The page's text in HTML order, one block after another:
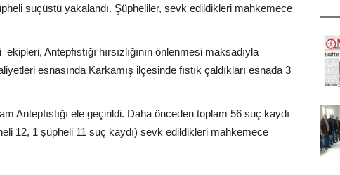
suçüstü yakalandı. Şüpheliler, sevk edildikleri mahkemece
Antepfıstığı hırsızlığının önlenmesi maksadıyla
esnasında Karkamış ilçesinde fıstık çaldıkları esnada 3
Antepfıstığı ele geçirildi. Daha önceden toplam 56 suç kaydı
12, 1 şüpheli 11 suç kaydı) sevk edildikleri mahkemece